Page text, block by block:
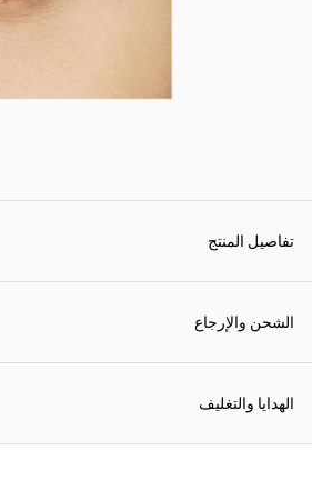
تفاصيل المنتج
الشحن والإرجاع
الهدايا والتغليف